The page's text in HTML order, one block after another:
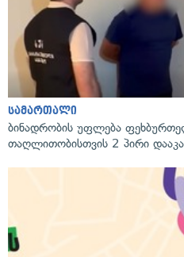
სამართალი
ბინადრობის უფლება
თაღლითობისთვის 2 პირი